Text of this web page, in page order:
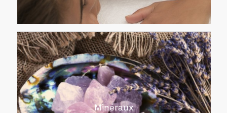
Minéraux